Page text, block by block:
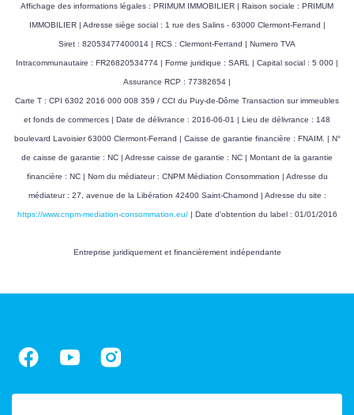
Affichage des informations légales : PRIMUM IMMOBILIER | Raison sociale : PRIMUM
IMMOBILIER | Adresse siège social : 1 rue des Salins - 63000 Clermont-Ferrand |
Siret : 82053477400014 | RCS : Clermont-Ferrand | Numero TVA
Intracommunautaire : FR26820534774 | Forme juridique : SARL | Capital social : 5 000 |
Assurance RCP : 77382654 |
Carte T : CPI 6302 2016 000 008 359 / CCI du Puy-de-Dôme Transaction sur immeubles
et fonds de commerces | Date de délivrance : 2016-06-01 | Lieu de délivrance : 148
boulevard Lavoisier 63000 Clermont-Ferrand | Caisse de garantie financière : FNAIM. | N°
de caisse de garantie : NC | Adresse caisse de garantie : NC | Montant de la garantie
financière : NC | Nom du médiateur : CNPM Médiation Consommation | Adresse du
médiateur : 27, avenue de la Libération 42400 Saint-Chamond | Adresse du site :
https://www.cnpm-mediation-consommation.eu/| Date d'obtention du label : 01/01/2016
Entreprise juridiquement et financièrement indépendante